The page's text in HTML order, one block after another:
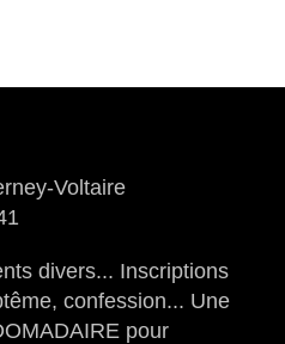
Voltaire
divers... Inscriptions
confession... Une
pour